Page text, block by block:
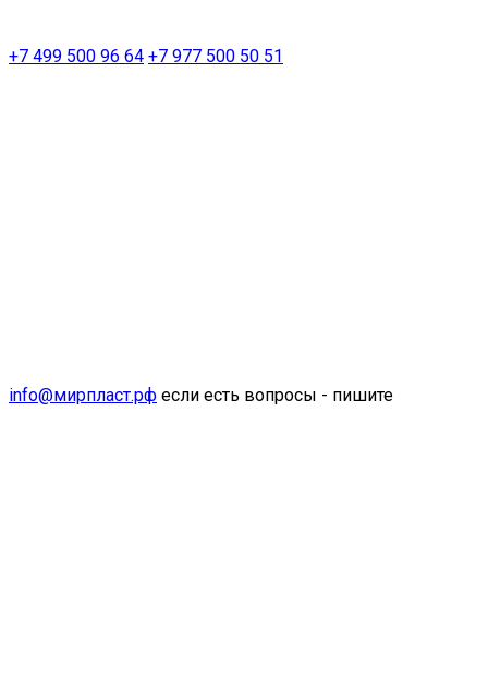
+7 499 500 96 64 +7 977 500 50 51
info@мирпласт.рф если есть вопросы - пишите